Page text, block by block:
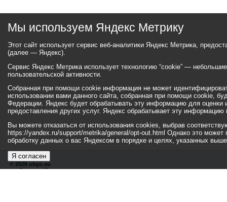
© 2026 ukgo.su
ул. Ленина, 47а
Мы используем Яндекс Метрику
Этот сайт использует сервис веб-аналитики Яндекс Метрика,
(далее — Яндекс).
Сервис Яндекс Метрика использует технологию “cookie” —
пользовательской активности.
Собранная при помощи cookie информация не может
использовании вами данного сайта, собранная при помощи cookie,
Федерации. Яндекс будет обрабатывать эту информацию для оценки
предоставления других услуг. Яндекс обрабатывает эту
Вы можете отказаться от использования cookies, выбрав
https://yandex.ru/support/metrika/general/opt-out.html Однако это может
обработку данных о вас Яндексом в порядке и целях, указанных
Я согласен